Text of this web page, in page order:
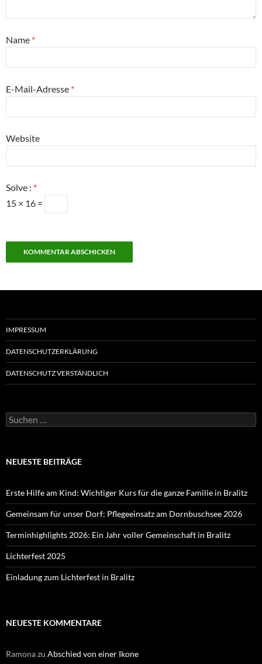
Name *
E-Mail-Adresse *
Website
Solve : *
15 × 16 =
IMPRESSUM
DATENSCHUTZERKLÄRUNG
DATENSCHUTZ VERSTÄNDLICH
Suchen
nach:
NEUESTE BEITRÄGE
Erste Hilfe am Kind: Wichtiger Kurs für die ganze Familie in Bralitz
Gemeinsam für unser Dorf: Pflegeeinsatz am Dornbuschsee 2026
Terminhighlights 2026: Ein Jahr voller Gemeinschaft in Bralitz
Lichterfest 2025
Einladung zum Lichterfest in Bralitz
NEUESTE KOMMENTARE
Ramonazu Abschied von einer Ikone